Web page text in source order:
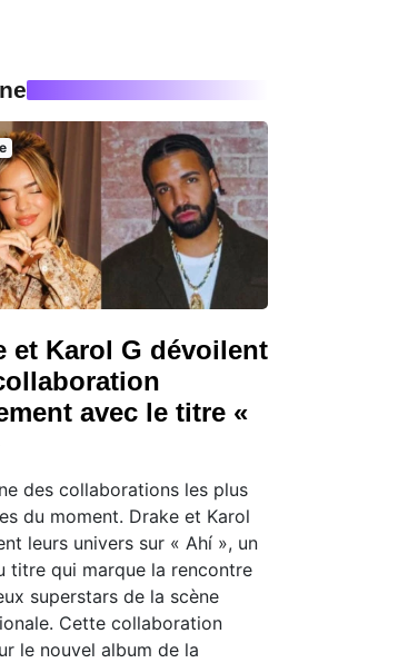
et Karol G dévoilent
avec le titre «
des collaborations les plus
du moment. Drake et Karol
leurs univers sur « Ahí », un
titre qui marque la rencontre
superstars de la scène
Cette collaboration
le nouvel album de la